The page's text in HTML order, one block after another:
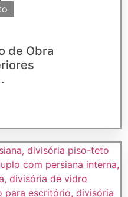
de Obra